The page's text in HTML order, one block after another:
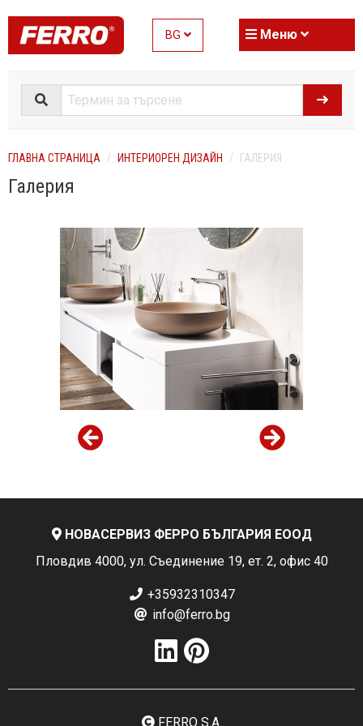
BG Меню
ГЛАВНА СТРАНИЦА ИНТЕРИОРЕН ДИЗАЙН ГАЛЕРИЯ
Галерия
НОВАСЕРВИЗ ФЕРРО БЪЛГАРИЯ ЕООД
Пловдив 4000, ул. Съединение 19, ет. 2, офис 40
+35932310347
info@ferro.bg
FERRO S.A.